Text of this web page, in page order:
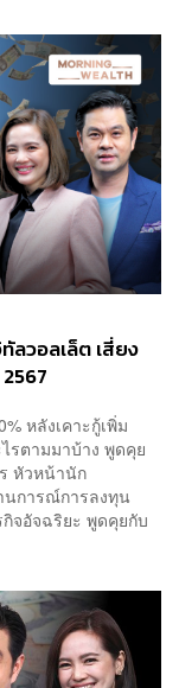
ลวอลเล็ต เสี่ยง
หลังเคาะกู้เพิ่ม
รตามมาบ้าง พูดคุย
หัวหน้านัก
นการณ์การลงทุน
จอัจฉริยะ พูดคุยกับ